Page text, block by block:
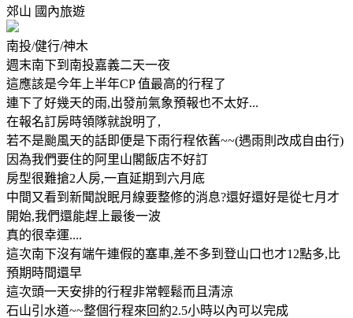
郊山 國內旅遊
南投/健行/神木
週末南下到南投嘉義二天一夜
這應該是今年上半年CP 值最高的行程了
連下了好幾天的雨,出發前氣象預報也不太好...
在報名訂房時領隊就說明了,
若不是颱風天的話即便是下雨行程依舊~~(遇雨則改成自由行)
因為我們要住的阿里山閣飯店不好訂
房型很難搶2人房,一直延期到六月底
中間又看到新聞說眠月線要整修的消息?還好還好是從七月才
開始,我們還能趕上最後一波
真的很幸運....
這次南下沒有端午連假的塞車,差不多到登山口也才12點多,比
預期時間還早
這次頭一天安排的行程非常輕鬆而且清涼
石山引水道~~整個行程來回約2.5小時以內可以完成